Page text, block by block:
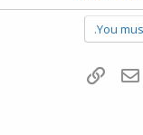
You
דואר אלקטרוני